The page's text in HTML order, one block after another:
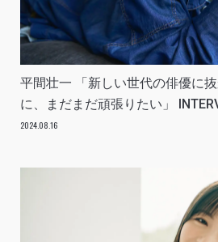
平間壮一 「新しい世代の俳優に
に、まだまだ頑張りたい」
2024.08.16